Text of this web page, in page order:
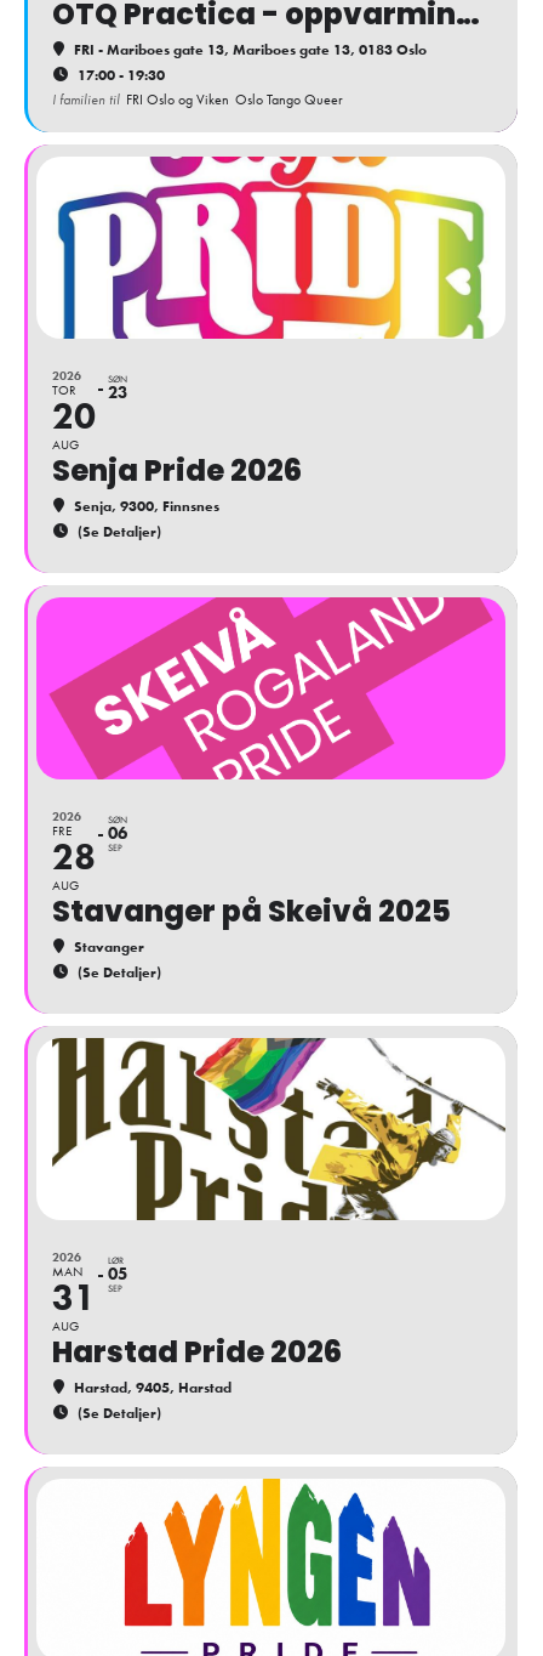
OTQ Practica - oppvarming til festivalen
FRI - Mariboes gate 13, Mariboes gate 13, 0183 Oslo
17:00 - 19:30
I familien til FRI Oslo og Viken Oslo Tango Queer
2026
TOR
20
AUG
SØN
23
Senja Pride 2026
Senja, 9300, Finnsnes
(Se Detaljer)
2026
FRE
28
AUG
SØN
06
SEP
Stavanger på Skeivå 2025
Stavanger
(Se Detaljer)
2026
MAN
31
AUG
LØR
05
SEP
Harstad Pride 2026
Harstad, 9405, Harstad
(Se Detaljer)